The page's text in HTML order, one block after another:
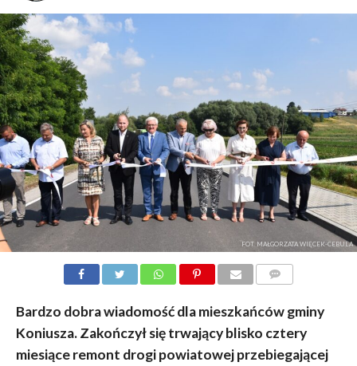
FOT. MAŁGORZATA WIĘCEK-CEBULA
Bardzo dobra wiadomość dla mieszkańców gminy
Koniusza. Zakończył się trwający blisko cztery
miesiące remont drogi powiatowej przebiegającej